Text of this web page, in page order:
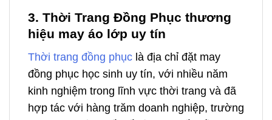
3. Thời Trang Đồng Phục thương
hiệu may áo lớp uy tín
Thời trang đồng phục là địa chỉ đặt may
đồng phục học sinh uy tín, với nhiều năm
kinh nghiệm trong lĩnh vực thời trang và đã
hợp tác với hàng trăm doanh nghiệp, trường